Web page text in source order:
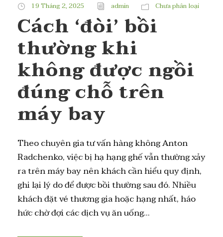
19 Tháng 2, 2025 admin Chưa phân loại
Cách ‘đòi’ bồi
thường khi
không được ngồi
đúng chỗ trên
máy bay
Theo chuyên gia tư vấn hàng không Anton
Radchenko, việc bị hạ hạng ghế vẫn thường xảy
ra trên máy bay nên khách cần hiểu quy định,
ghi lại lý do để được bồi thường sau đó. Nhiều
khách đặt vé thương gia hoặc hạng nhất, háo
hức chờ đợi các dịch vụ ăn uống...